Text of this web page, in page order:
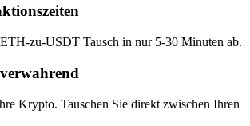
zu-USDT Tausch in nur 5-30 Minuten ab.
Krypto. Tauschen Sie direkt zwischen Ihren